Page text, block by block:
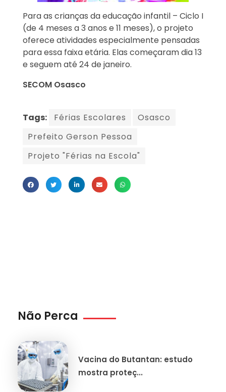
Para as crianças da educação infantil – Ciclo I
(de 4 meses a 3 anos e 11 meses), o projeto
oferece atividades especialmente pensadas
para essa faixa etária. Elas começaram dia 13
e seguem até 24 de janeiro.
SECOM Osasco
Tags: Férias Escolares
Osasco
Prefeito Gerson Pessoa
Projeto "Férias na Escola"
Não Perca
Vacina do Butantan: estudo
mostra proteç...